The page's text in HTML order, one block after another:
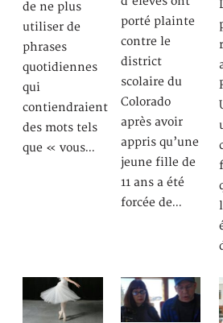
de ne plus
utiliser de
phrases
quotidiennes
qui
contiendraient
des mots tels
que « vous…
porté plainte
contre le
district
scolaire du
Colorado
après avoir
appris qu’une
jeune fille de
11 ans a été
forcée de…